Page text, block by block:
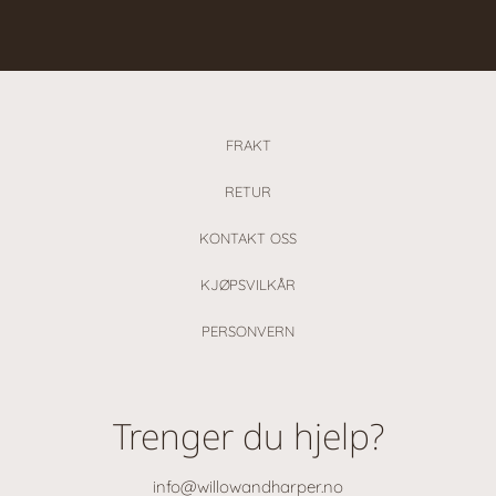
FRAKT
RETUR
KONTAKT OSS
KJØPSVILKÅR
PERSONVERN
Trenger du hjelp?
info@willowandharper.no